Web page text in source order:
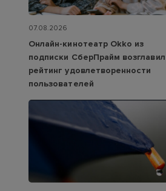
07.08.2026
Онлайн-кинотеатр Okko из
подписки СберПрайм возглавил
рейтинг удовлетворенности
пользователей